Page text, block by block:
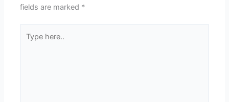
fields are marked *
here..